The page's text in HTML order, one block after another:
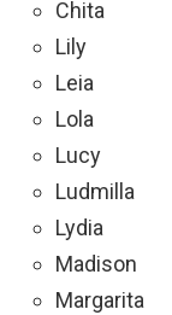
Chita
Lily
Leia
Lola
Lucy
Ludmilla
Lydia
Madison
Margarita